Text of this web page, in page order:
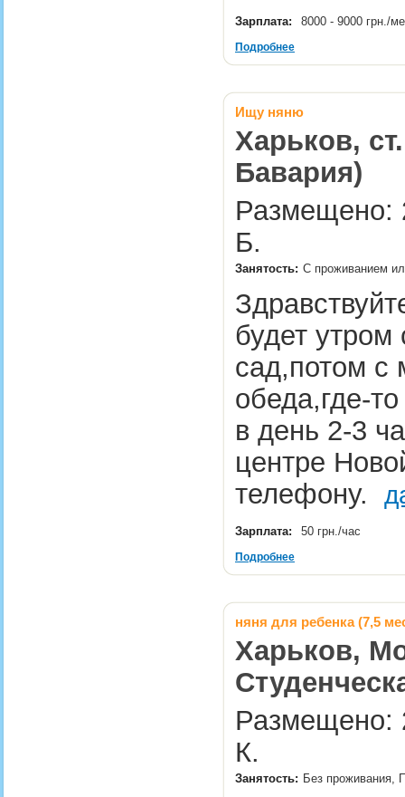
Зарплата: 8000 - 9000 грн./
Подробнее
Ищу няню
Харьков,
Бавария)
Размещено:
Б.
Занятость: С проживанием
будет утром
сад,потом с
обеда,где-
в день 2-3
центре
телефону.
Зарплата: 50 грн./час
Подробнее
няня для ребенка (7,5
Харьков,
Размещено:
К.
Занятость: Без проживания,